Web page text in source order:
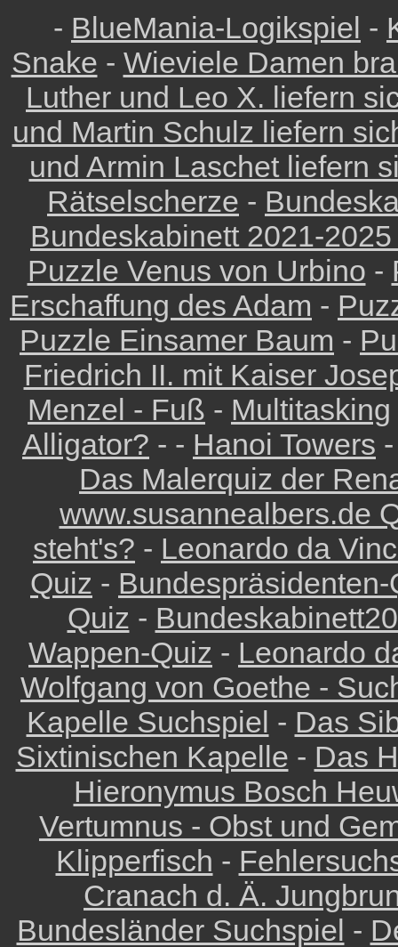
- BlueMania-Logikspiel -
Snake - Wieviele Damen
Luther und Leo X. liefern
und Martin Schulz liefern
und Armin Laschet liefern
Rätselscherze -
Bundeskabinett 2021-
Puzzle Venus von Urbino -
Erschaffung des Adam -
Puzzle Einsamer Baum -
Friedrich II. mit Kaiser
Menzel - Fuß - Multitasking
Alligator? - - Hanoi Towers
Das Malerquiz der
www.susannealbers.de
steht's? - Leonardo da
Quiz - Bundespräsidenten-
Quiz -
Wappen-Quiz - Leonardo
Wolfgang von Goethe -
Kapelle Suchspiel - Das
Sixtinischen Kapelle - Das
Hieronymus Bosch
Vertumnus - Obst und
Klipperfisch -
Cranach d. Ä.
Bundesländer Suchspiel -